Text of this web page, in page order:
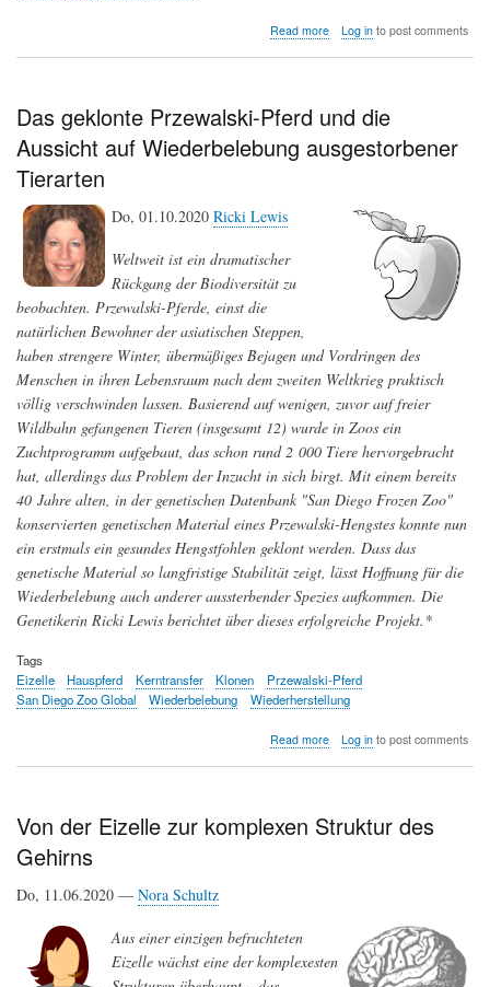
Read moreabout
Prozesse
reifenden
Log into post comments
Das geklonte Przewalski-Pferd und die
Aussicht auf Wiederbelebung ausgestorbener
Tierarten
Do, 01.10.2020 Ricki Lewis
Weltweit ist ein dramatischer
Rückgang der Biodiversität zu
beobachten. Przewalski-Pferde, einst die
natürlichen Bewohner der asiatischen Steppen,
haben strengere Winter, übermäßiges Bejagen und Vordringen des
Menschen in ihren Lebensraum nach dem zweiten Weltkrieg praktisch
völlig verschwinden lassen. Basierend auf wenigen, zuvor auf freier
Wildbahn gefangenen Tieren (insgesamt 12) wurde in Zoos ein
Zuchtprogramm aufgebaut, das schon rund 2 000 Tiere hervorgebracht
hat, allerdings das Problem der Inzucht in sich birgt. Mit einem bereits
40 Jahre alten, in der genetischen Datenbank "San Diego Frozen Zoo"
konservierten genetischen Material eines Przewalski-Hengstes konnte nun
ein erstmals ein gesundes Hengstfohlen geklont werden. Dass das
genetische Material so langfristige Stabilität zeigt, lässt Hoffnung für die
Wiederbelebung auch anderer aussterbender Spezies aufkommen. Die
Genetikerin Ricki Lewis berichtet über dieses erfolgreiche Projekt.*
Tags
Eizelle
Hauspferd Kerntransfer Klonen
Przewalski-Pferd
San Diego Zoo Global
Wiederbelebung Wiederherstellung
Read moreabout
und
ausgestorbener
Tierarten
Log into post comments
Von der Eizelle zur komplexen Struktur des
Gehirns
Do, 11.06.2020 — Nora Schultz
Aus einer einzigen befruchteten
Eizelle wächst eine der komplexesten